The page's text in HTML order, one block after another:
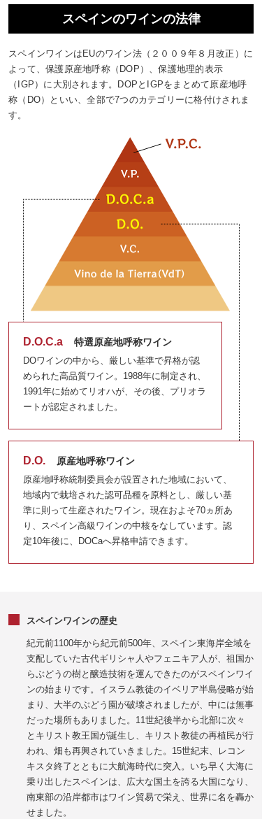
スペインのワインの法律
スペインワインはEUのワイン法（２００９年８月改正）に
よって、保護原産地呼称（DOP）、保護地理的表示
（IGP）に大別されます。DOPとIGPをまとめて原産地呼
称（DO）といい、全部で7つのカテゴリーに格付けされま
す。
D.O.C.a 特選原産地呼称ワイン
DOワインの中から、厳しい基準で昇格が認
められた高品質ワイン。1988年に制定され、
1991年に始めてリオハが、その後、プリオラ
ートが認定されました。
D.O. 原産地呼称ワイン
原産地呼称統制委員会が設置された地域において、
地域内で栽培された認可品種を原料とし、厳しい基
準に則って生産されたワイン。現在およそ70ヵ所あ
り、スペイン高級ワインの中核をなしています。認
定10年後に、DOCaへ昇格申請できます。
スペインワインの歴史
紀元前1100年から紀元前500年、スペイン東海岸全域を
支配していた古代ギリシャ人やフェニキア人が、祖国か
らぶどうの樹と醸造技術を運んできたのがスペインワイ
ンの始まりです。イスラム教徒のイベリア半島侵略が始
まり、大半のぶどう園が破壊されましたが、中には無事
だった場所もありました。11世紀後半から北部に次々
とキリスト教王国が誕生し、キリスト教徒の再植民が行
われ、畑も再興されていきました。15世紀末、レコン
キスタ終了とともに大航海時代に突入。いち早く大海に
乗り出したスペインは、広大な国土を誇る大国になり、
南東部の沿岸都市はワイン貿易で栄え、世界に名を轟か
せました。